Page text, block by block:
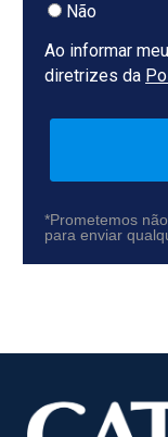
Não
Ao informar
diretrizes da
*Prometemos
para enviar